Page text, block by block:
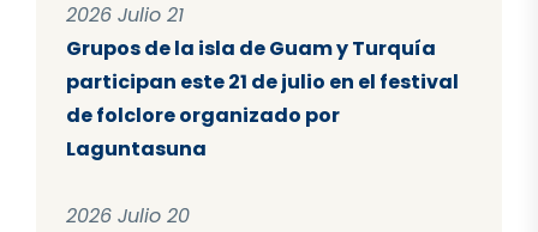
2026 Julio 21
Grupos de la isla de Guam y Turquía
participan este 21 de julio en el festival
de folclore organizado por
Laguntasuna
2026 Julio 20